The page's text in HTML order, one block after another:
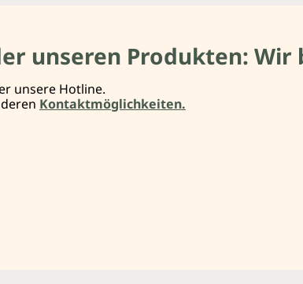
unseren Produkten: Wir
unsere Hotline.
Kontaktmöglichkeiten.